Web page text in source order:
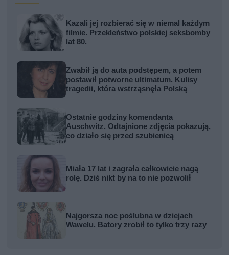
Kazali jej rozbierać się w niemal każdym
filmie. Przekleństwo polskiej seksbomby
lat 80.
Zwabił ją do auta podstępem, a potem
postawił potworne ultimatum. Kulisy
tragedii, która wstrząsnęła Polską
Ostatnie godziny komendanta
Auschwitz. Odtajnione zdjęcia pokazują,
co działo się przed szubienicą
Miała 17 lat i zagrała całkowicie nagą
rolę. Dziś nikt by na to nie pozwolił
Najgorsza noc poślubna w dziejach
Wawelu. Batory zrobił to tylko trzy razy